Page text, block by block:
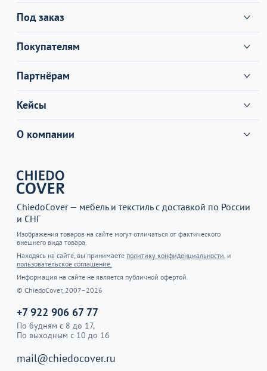
Под заказ
Покупателям
Партнёрам
Кейсы
О компании
ChiedoCover — мебель и текстиль с доставкой по России
и СНГ
Изображения товаров на сайте могут отличаться от фактического
внешнего вида товара.
Находясь на сайте, вы принимаете политику конфиденциальности. и
пользовательское соглашение.
Информация на сайте не является публичной офертой.
© ChiedoCover, 2007–2026
+7 922 906 67 77
По будням с 8 до 17,
По выходным с 10 до 16
mail@chiedocover.ru